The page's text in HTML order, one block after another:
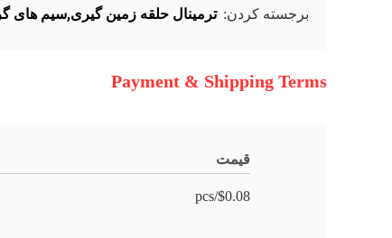
برجسته کردن: ترمینال حلقه زمین گیری,سیم های
Payment & Shipping Terms
قیمت
$0.08/pcs